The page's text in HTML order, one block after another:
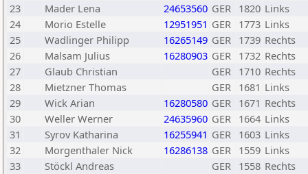
23
Mader Lena 24653560 GER 1820 Links
24
Morio Estelle 12951951 GER 1773 Links
25
Wadlinger Philipp 16265149 GER 1739 Rechts
26
Malsam Julius 16280903 GER 1732 Rechts
27
Glaub Christian GER 1710 Rechts
28
Mietzner Thomas GER 1681 Links
29
Wick Arian 16280580 GER 1671 Rechts
30
Weller Werner 24635960 GER 1664 Links
31
Syrov Katharina 16255941 GER 1603 Links
32
Morgenthaler Nick 16286138 GER 1559 Links
33
Stöckl Andreas GER 1558 Rechts